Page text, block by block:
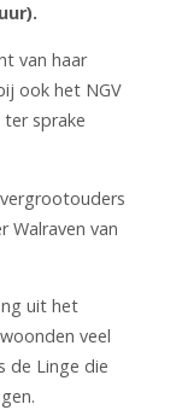
van haar
ook het NGV
ter sprake
Walraven van
uit het
veel
de Linge die